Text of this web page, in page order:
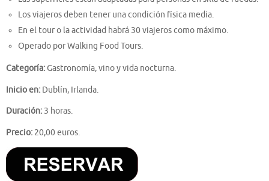
Los viajeros deben tener una condición física media.
En el tour o la actividad habrá 30 viajeros como máximo.
Operado por Walking Food Tours.
Categoría:Gastronomía, vino y vida nocturna.
Inicio en: Dublín, Irlanda.
Duración: 3 horas.
Precio: 20,00 euros.